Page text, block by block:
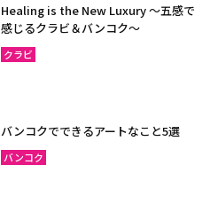
Healing is the New Luxury ～五感で
感じるクラビ＆バンコク～
クラビ
バンコクでできるアートなこと5選
バンコク